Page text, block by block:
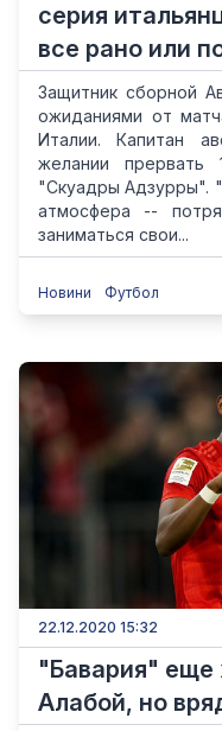
серия
все рано или
Защитник сборной
ожиданиями от
Италии. Капитан
желании прервать
"Скуадры Адзурры".
атмосфера --
заниматься свои...
Новини Футбол
22.12.2020 15:32
"Бавария" еще
Алабой, но